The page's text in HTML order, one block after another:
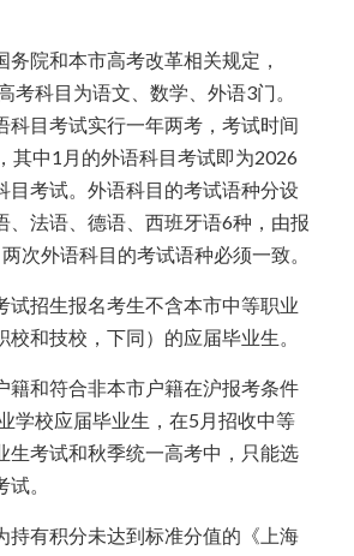
院和本市高考改革相关规定，
考科目为语文、数学、外语3门。
科目考试实行一年两考，考试时间
其中1月的外语科目考试即为2026
目考试。外语科目的考试语种分设
、法语、德语、西班牙语6种，由报
次外语科目的考试语种必须一致。
招生报名考生不含本市中等职业
和技校，下同）的应届毕业生。
和符合非本市户籍在沪报考条件
学校应届毕业生，在5月招收中等
生考试和秋季统一高考中，只能选
。
有积分未达到标准分值的《上海